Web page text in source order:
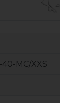
40-MC/XXS